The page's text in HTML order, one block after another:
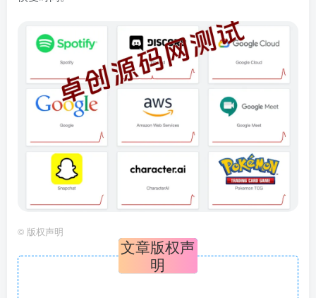
© 版权声明
文章版权声
明